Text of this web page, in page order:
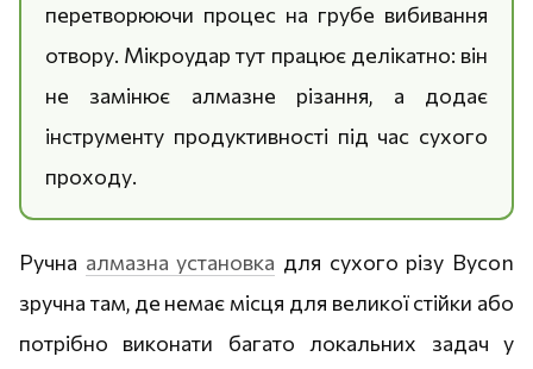
перетворюючи процес на грубе вибивання
отвору. Мікроудар тут працює делікатно: він
не замінює алмазне різання, а додає
інструменту продуктивності під час сухого
проходу.
Ручна алмазна установка для сухого різу Bycon
зручна там, де немає місця для великої стійки або
потрібно виконати багато локальних задач у